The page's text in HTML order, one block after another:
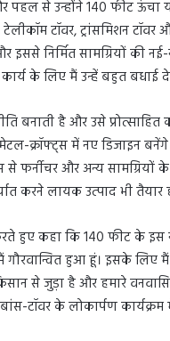
से उन्होंने 140 फीट ऊंचा
टॉवर, ट्रांसमिशन टॉवर
निर्मित सामग्रियों की
के लिए मैं उन्हें बहुत बधाई
बनाती है और उसे प्रोत्साहित
क्रॉफ्ट्स में नए डिजाइन बनेंगे
फर्नीचर और अन्य सामग्रियों
करने लायक उत्पाद भी तैयार
हुए कहा कि 140 फीट के इस
हुआ हूं। इसके लिए मैं
से जुड़ा है और हमारे
टॉवर के लोकार्पण